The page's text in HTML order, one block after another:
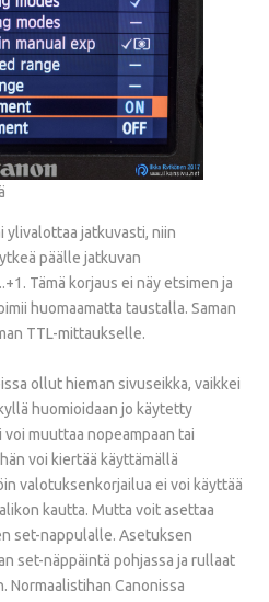
ylivalottaa jatkuvasti, niin
päälle jatkuvan
Tämä korjaus ei näy etsimen ja
huomaamatta taustalla. Saman
TTL-mittaukselle.
ollut hieman sivuseikka, vaikkei
huomioidaan jo käytetty
muuttaa nopeampaan tai
voi kiertää käyttämällä
valotuksenkorjailua ei voi käyttää
kautta. Mutta voit asettaa
set-nappulalle. Asetuksen
set-näppäintä pohjassa ja rullaat
Normaalistihan Canonissa